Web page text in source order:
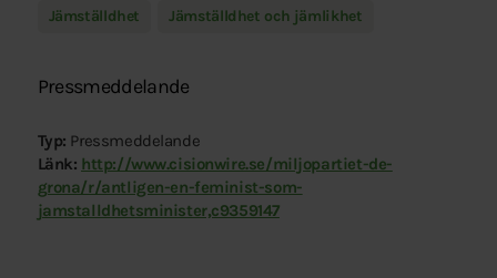
Jämställdhet Jämställdhet och jämlikhet
Pressmeddelande
Typ: Pressmeddelande
Länk: http://www.cisionwire.se/miljopartiet-de-
grona/r/antligen-en-feminist-som-
jamstalldhetsminister,c9359147